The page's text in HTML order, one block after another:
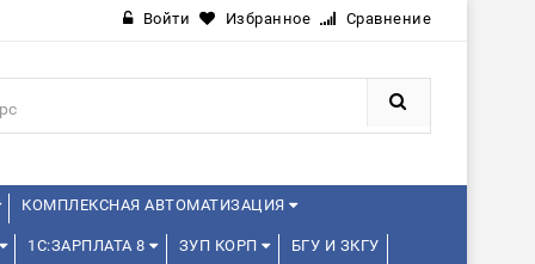
Войти Избранное Сравнение
КОМПЛЕКСНАЯ АВТОМАТИЗАЦИЯ
1С:ЗАРПЛАТА 8 ЗУП КОРП БГУ И ЗКГУ